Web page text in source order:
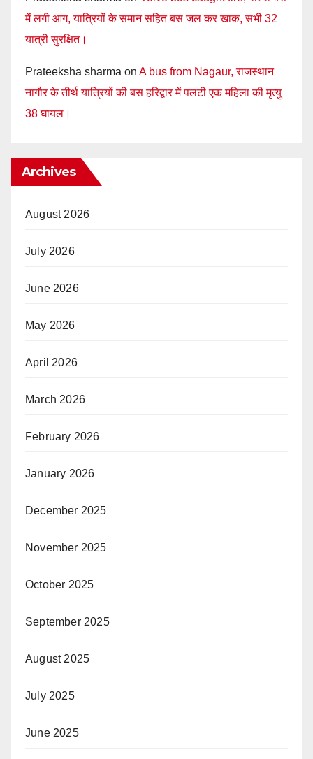
में लगी आग, यात्रियों के समान सहित बस जल कर खाक, सभी 32
यात्री सुरक्षित।
Prateeksha sharma on A bus from Nagaur, राजस्थान
नागौर के तीर्थ यात्रियों की बस हरिद्वार में पलटी एक महिला की मृत्यु
38 घायल।
Archives
August 2026
July 2026
June 2026
May 2026
April 2026
March 2026
February 2026
January 2026
December 2025
November 2025
October 2025
September 2025
August 2025
July 2025
June 2025